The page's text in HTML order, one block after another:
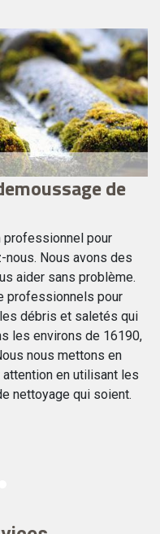
de
professionnel pour
Nous avons des
aider sans problème.
professionnels pour
débris et saletés qui
les environs de 16190,
nous mettons en
en utilisant les
nettoyage qui soient.